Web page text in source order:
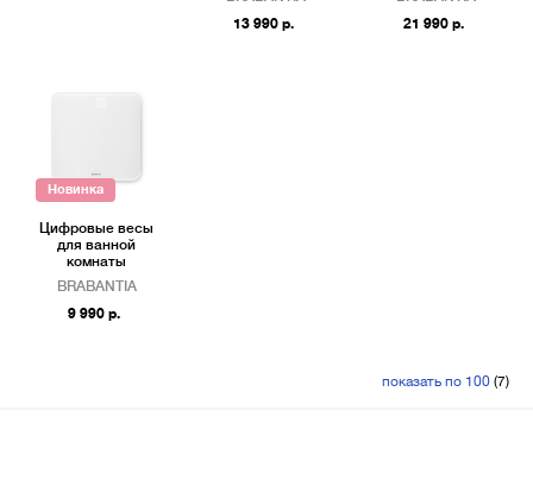
13 990 р.
21 990 р.
Новинка
Цифровые весы
для ванной
комнаты
BRABANTIA
9 990 р.
показать по 100 (7)